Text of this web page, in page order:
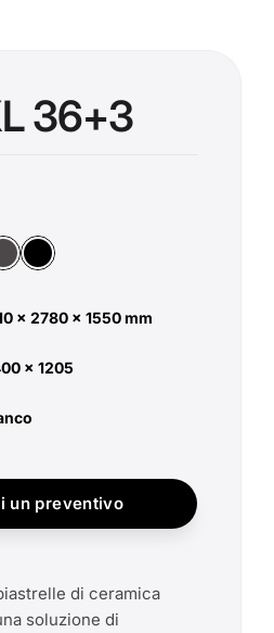
36+3
Nero
x 2780 x 1550 mm
x 1205
un preventivo
di ceramica
soluzione di